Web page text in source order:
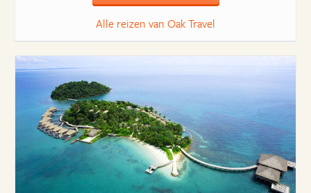
Alle reizen van Oak Travel